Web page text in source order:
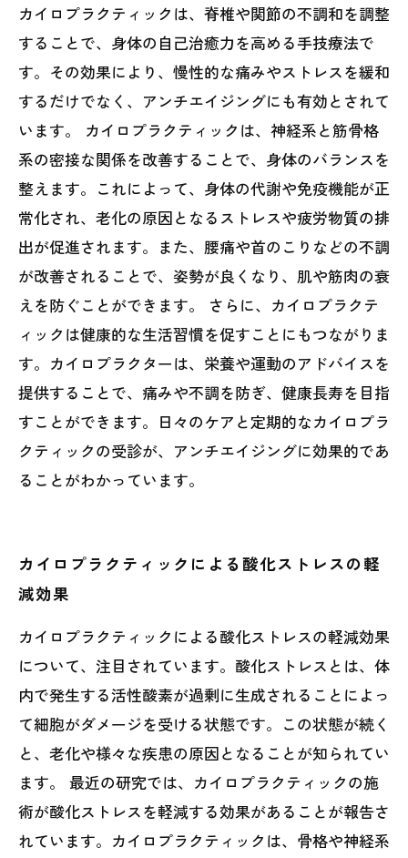
カイロプラクティックは、脊椎や関節の不調和を調整
することで、身体の自己治癒力を高める手技療法で
す。その効果により、慢性的な痛みやストレスを緩和
するだけでなく、アンチエイジングにも有効とされて
います。 カイロプラクティックは、神経系と筋骨格
系の密接な関係を改善することで、身体のバランスを
整えます。これによって、身体の代謝や免疫機能が正
常化され、老化の原因となるストレスや疲労物質の排
出が促進されます。また、腰痛や首のこりなどの不調
が改善されることで、姿勢が良くなり、肌や筋肉の衰
えを防ぐことができます。 さらに、カイロプラクテ
ィックは健康的な生活習慣を促すことにもつながりま
す。カイロプラクターは、栄養や運動のアドバイスを
提供することで、痛みや不調を防ぎ、健康長寿を目指
すことができます。日々のケアと定期的なカイロプラ
クティックの受診が、アンチエイジングに効果的であ
ることがわかっています。
カイロプラクティックによる酸化ストレスの軽
減効果
カイロプラクティックによる酸化ストレスの軽減効果
について、注目されています。酸化ストレスとは、体
内で発生する活性酸素が過剰に生成されることによっ
て細胞がダメージを受ける状態です。この状態が続く
と、老化や様々な疾患の原因となることが知られてい
ます。 最近の研究では、カイロプラクティックの施
術が酸化ストレスを軽減する効果があることが報告さ
れています。カイロプラクティックは、骨格や神経系